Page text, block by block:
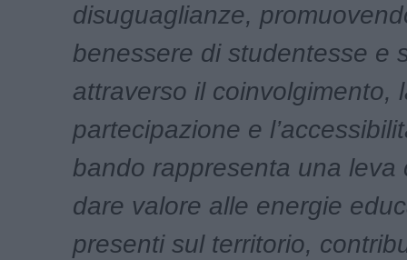
disuguaglianze,
benessere di studentesse e
attraverso il coinvolgimento,
partecipazione e
bando rappresenta una leva
dare valore alle energie
presenti sul territorio,